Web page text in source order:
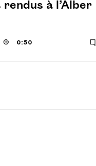
à l’Alber
 0:50 🗨